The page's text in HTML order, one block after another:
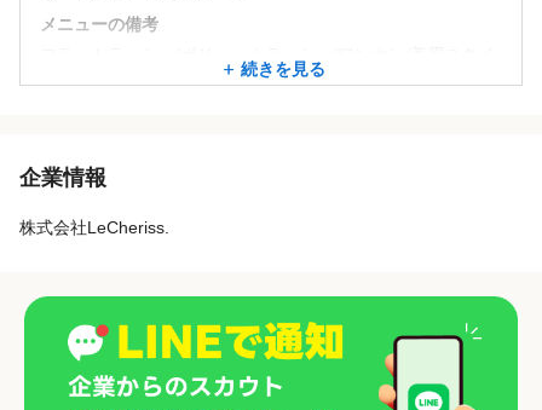
メニューの備考
リング/ハリウッドブロウリフト/パリジェンヌラッシュリフ
＊取扱…ラッシュアディクトやエグータムをはじめFENIXコ
続きを見る
企業情報
株式会社LeCheriss.